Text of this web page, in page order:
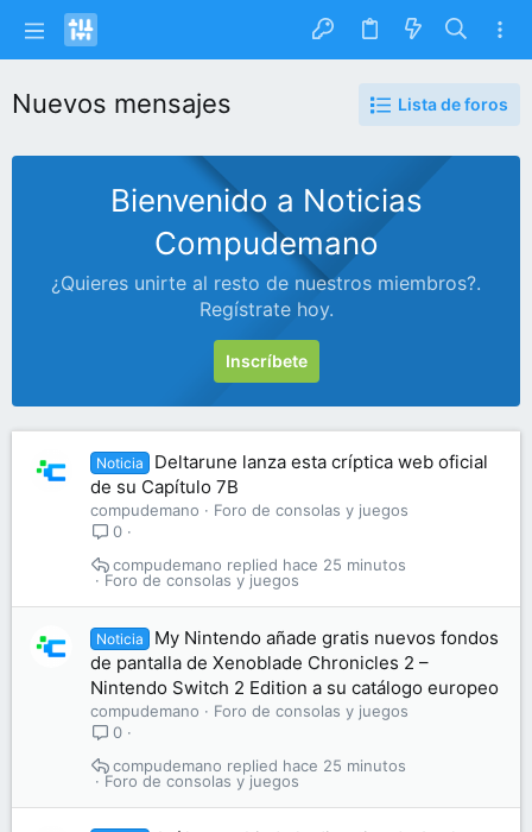
Nuevos mensajes Lista de foros
Bienvenido a Noticias
Compudemano
¿Quieres unirte al resto de nuestros miembros?.
Regístrate hoy.
Inscríbete
Noticia
Deltarune lanza esta críptica web oficial
de su Capítulo 7B
compudemano
Foro de consolas y juegos
0
Foro de consolas y juegos
hace 25 minutos
compudemano
Noticia
My Nintendo añade gratis nuevos fondos
de pantalla de Xenoblade Chronicles 2 –
Nintendo Switch 2 Edition a su catálogo europeo
compudemano
Foro de consolas y juegos
0
Foro de consolas y juegos
hace 25 minutos
compudemano